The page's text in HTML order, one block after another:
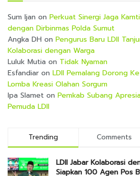
Sum Ijan on Perkuat Sinergi Jaga
dengan Dirbinmas Polda Sumut
Angka DH on Pengurus Baru LDII
Kolaborasi dengan Warga
Luluk Mutia on Tidak Nyaman
Esfandiar on LDII Pemalang Dorong
Lomba Kreasi Olahan Sorgum
Ipa Slamet on Pemkab Subang
Pemuda LDII
Trending Comments
LDII Jabar Kolaborasi
Siapkan 100 Agen Pos